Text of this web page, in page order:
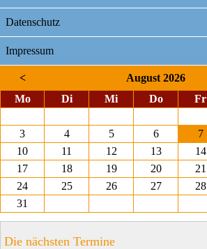
Datenschutz
Impressum
<
August 2026
Montag Dienstag Mittwoch Donnerstag
Fr
3
4 5 6 7
10
11 12 13 14
17
18 19 20 21
24
25 26 27 28
31
Die nächsten Termine